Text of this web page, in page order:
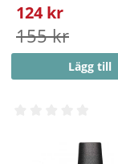
124 kr
155 kr
Lägg till